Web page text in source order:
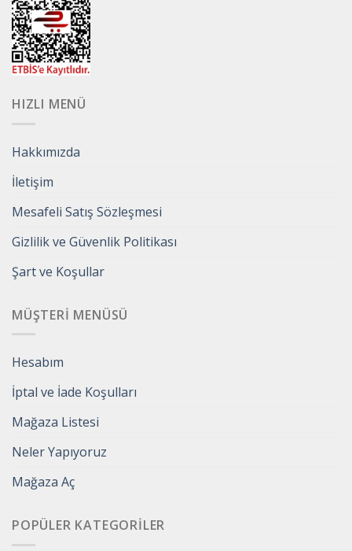
HIZLI MENÜ
Hakkımızda
İletişim
Mesafeli Satış Sözleşmesi
Gizlilik ve Güvenlik Politikası
Şart ve Koşullar
MÜŞTERI MENÜSÜ
Hesabım
İptal ve İade Koşulları
Mağaza Listesi
Neler Yapıyoruz
Mağaza Aç
POPÜLER KATEGORILER